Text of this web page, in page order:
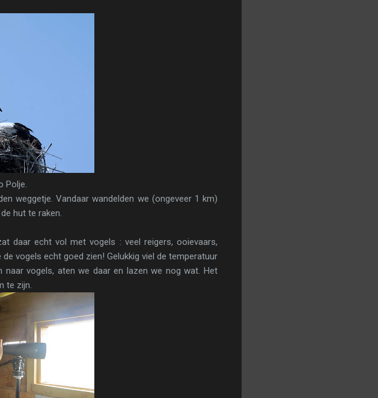
Polje.
weggetje. Vandaar wandelden we (ongeveer 1 km)
hut te raken.
daar echt vol met vogels : veel reigers, ooievaars,
vogels echt goed zien! Gelukkig viel de temperatuur
vogels, aten we daar en lazen we nog wat. Het
te zijn.